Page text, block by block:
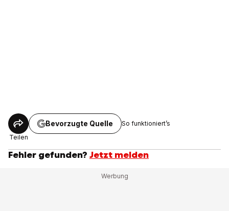
Teilen
Bevorzugte Quelle So funktioniert’s
Fehler gefunden? Jetzt melden